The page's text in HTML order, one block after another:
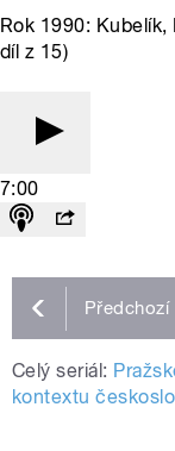
Rok 1990: Kubelík,
díl z 15)
7:00
Předchozí
Celý seriál:
kontextu